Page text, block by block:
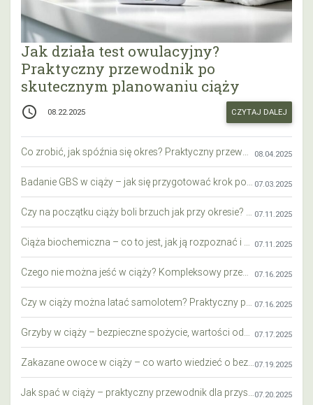
Jak działa test owulacyjny?
Praktyczny przewodnik po
skutecznym planowaniu ciąży
access_time 08.22.2025 CZYTAJ DALEJ
08.04.2025
07.03.2025
07.11.2025
07.11.2025
07.16.2025
07.16.2025
07.17.2025
07.19.2025
07.20.2025